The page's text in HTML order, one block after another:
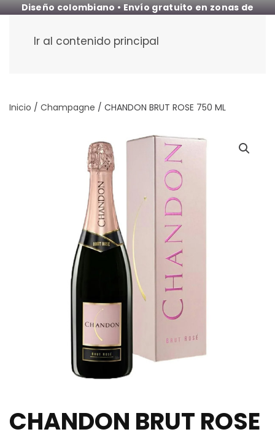
Diseño colombiano • Envío gratuito en zonas de
Ir al contenido principal
Inicio / Champagne / CHANDON BRUT ROSE 750 ML
CHANDON BRUT ROSE